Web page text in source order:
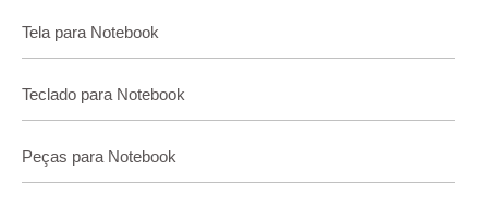
Tela para Notebook
Teclado para Notebook
Peças para Notebook